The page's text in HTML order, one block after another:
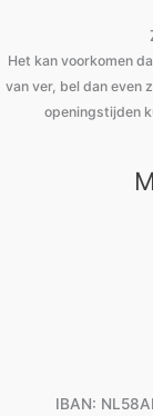
Het kan voorkomen
van ver, bel dan even
openingstijden
IBAN: